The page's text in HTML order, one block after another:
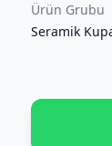
Ürün Grubu
Seramik